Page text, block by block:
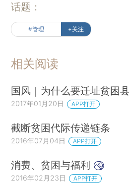
话题：
#管理 +关注
相关阅读
国风｜为什么要迁址贫困县
2017年01月20日 APP打开
截断贫困代际传递链条
2016年07月04日 APP打开
消费、贫困与福利
2016年02月23日 APP打开